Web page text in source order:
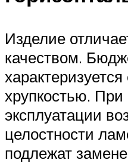
Изделие
качеством.
хрупкостью. При
эксплуатации
целостности
подлежат